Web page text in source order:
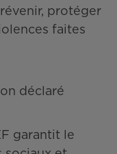
protéger
faites
déclaré
garantit le